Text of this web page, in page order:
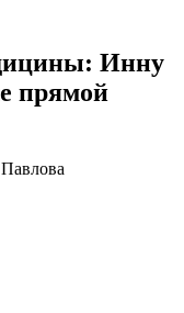
Инну
прямой